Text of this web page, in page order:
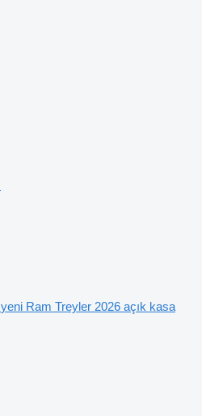
yeni Ram Treyler 2026 açık kasa